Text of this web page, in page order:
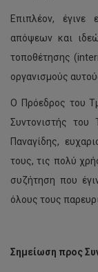
Επιπλέον, έγινε
απόψεων και
τοποθέτησης
οργανισμούς
Ο Πρόεδρος του
Συντονιστής του
Παναγίδης,
τους, τις πολύ
συζήτηση που
όλους τους
Σημείωση προς